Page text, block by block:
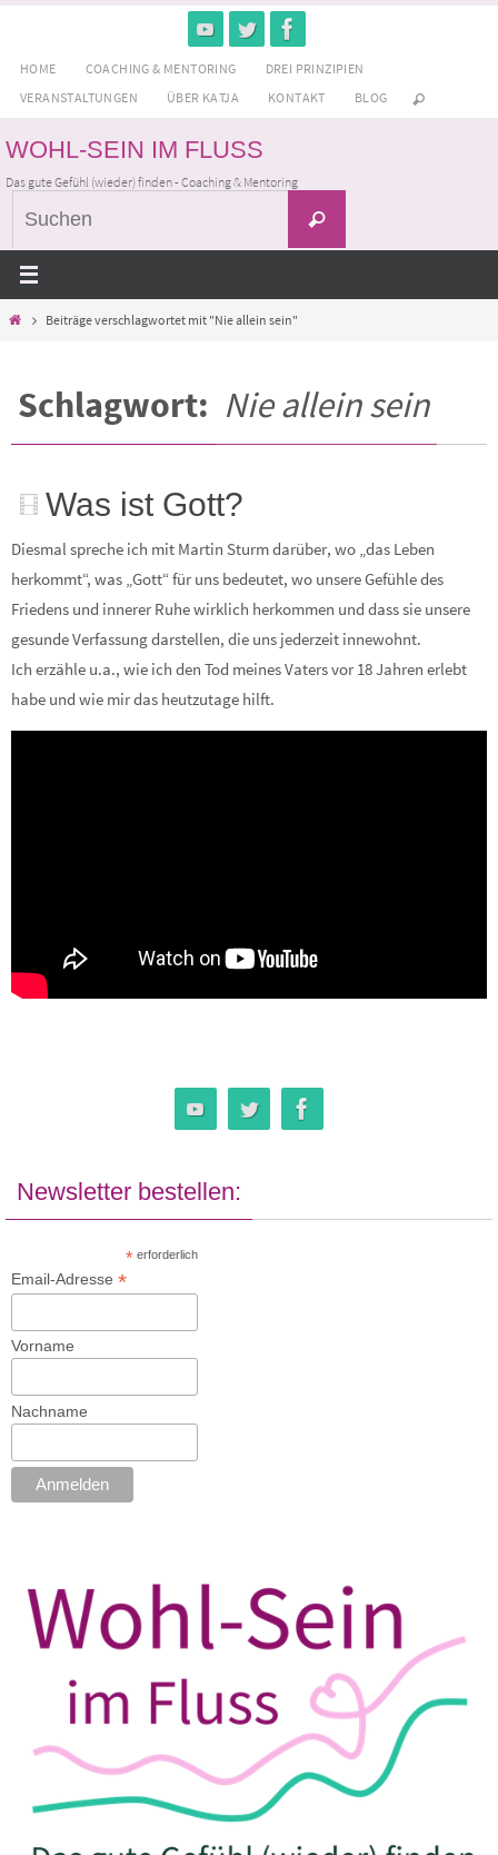
springen
HOME COACHING & MENTORING
DREI PRINZIPIEN
VERANSTALTUNGEN
ÜBER KATJA KONTAKT BLOG
WOHL-SEIN IM FLUSS
Das gute Gefühl (wieder) finden - Coaching & Mentoring
Suchen
HomeBeiträge verschlagwortet mit "Nie allein sein"
Schlagwort: Nie allein sein
Was ist Gott?
Diesmal spreche ich mit Martin Sturm darüber, wo „das Leben
herkommt“, was „Gott“ für uns bedeutet, wo unsere Gefühle des
Friedens und innerer Ruhe wirklich herkommen und dass sie unsere
gesunde Verfassung darstellen, die uns jederzeit innewohnt.
Ich erzähle u.a., wie ich den Tod meines Vaters vor 18 Jahren erlebt
habe und wie mir das heutzutage hilft.
Newsletter bestellen:
* erforderlich
Email-Adresse*
Vorname
Nachname